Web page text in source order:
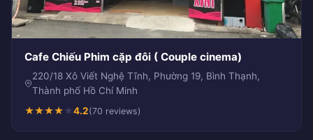
Cafe Chiếu Phim cặp đôi ( Couple cinema)
220/18 Xô Viết Nghệ Tĩnh, Phường 19, Bình Thạnh,
Thành phố Hồ Chí Minh
★★★★★4.2(70 reviews)